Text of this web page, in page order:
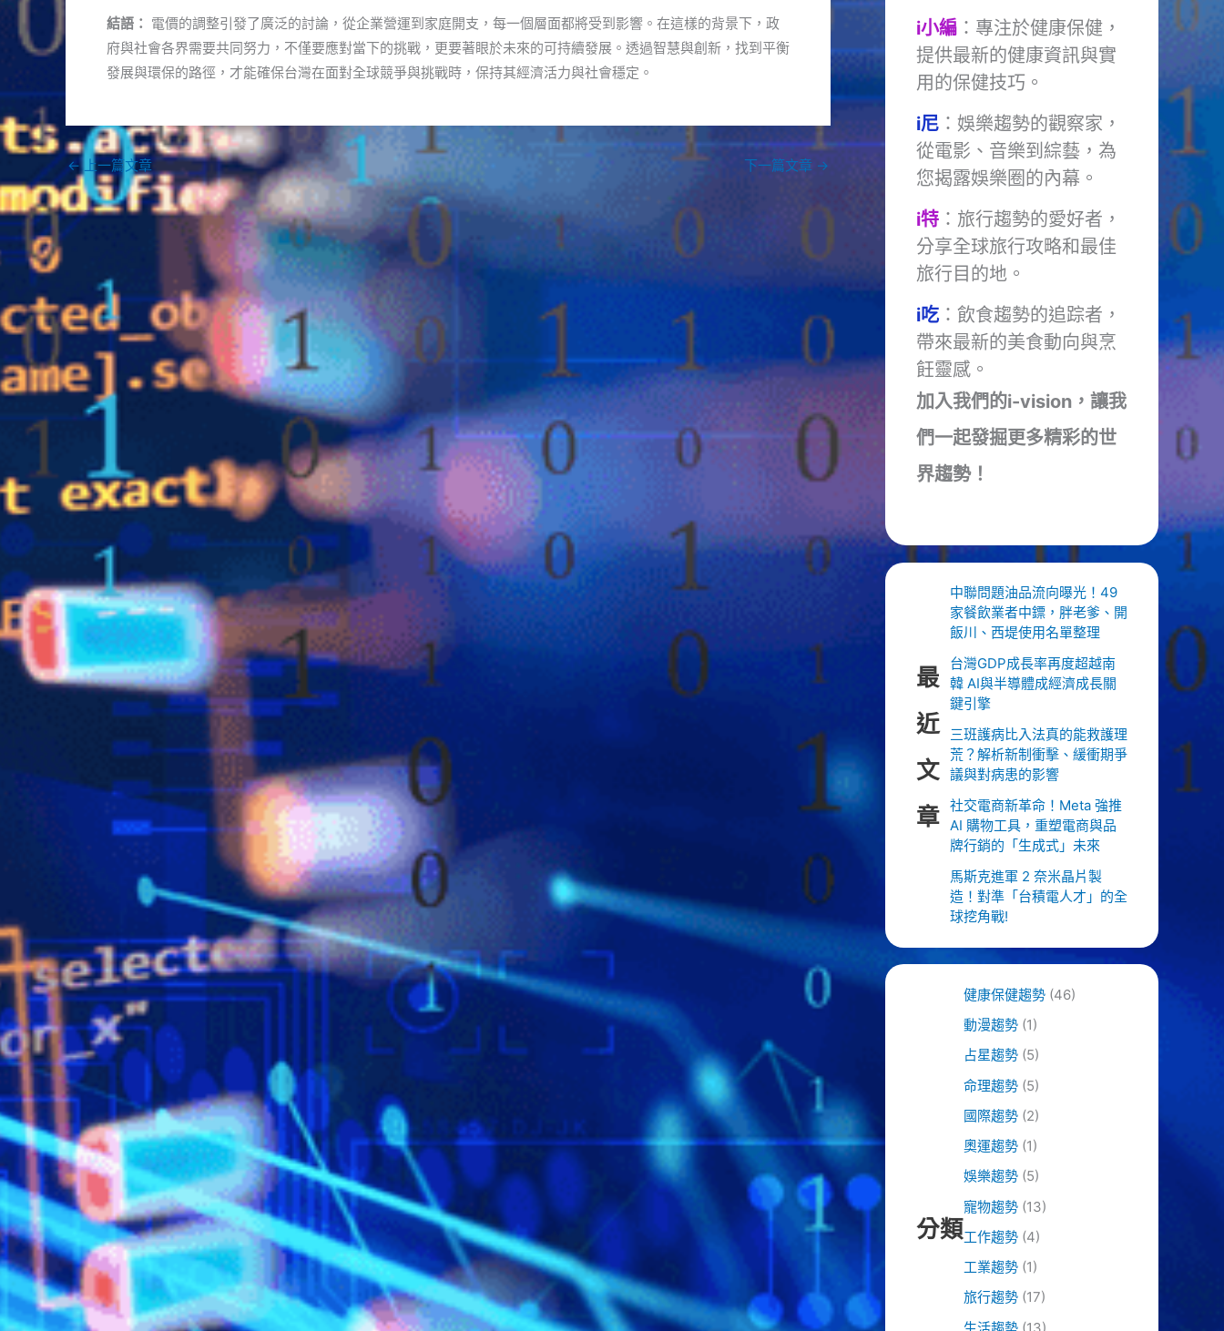
結語： 電價的調整引發了廣泛的討論，從企業營運到家庭開支，每一個層面都將受到影響。在這樣的背景下，政
府與社會各界需要共同努力，不僅要應對當下的挑戰，更要著眼於未來的可持續發展。透過智慧與創新，找到平衡
發展與環保的路徑，才能確保台灣在面對全球競爭與挑戰時，保持其經濟活力與社會穩定。
←上一篇文章 下一篇文章 →
i小編：專注於健康保健，
提供最新的健康資訊與實
用的保健技巧。
i尼：娛樂趨勢的觀察家，
從電影、音樂到綜藝，為
您揭露娛樂圈的內幕。
i特：旅行趨勢的愛好者，
分享全球旅行攻略和最佳
旅行目的地。
i吃：飲食趨勢的追踪者，
帶來最新的美食動向與烹
飪靈感。
加入我們的i-vision，讓我
們一起發掘更多精彩的世
界趨勢！
最
近
文
章
中聯問題油品流向曝光！49
家餐飲業者中鏢，胖老爹、開
飯川、西堤使用名單整理
台灣GDP成長率再度超越南
韓 AI與半導體成經濟成長關
鍵引擎
三班護病比入法真的能救護理
荒？解析新制衝擊、緩衝期爭
議與對病患的影響
社交電商新革命！Meta 強推
AI 購物工具，重塑電商與品
牌行銷的「生成式」未來
馬斯克進軍 2 奈米晶片製
造！對準「台積電人才」的全
球挖角戰!
分類
健康保健趨勢(46)
動漫趨勢(1)
占星趨勢(5)
命理趨勢(5)
國際趨勢(2)
奧運趨勢(1)
娛樂趨勢(5)
寵物趨勢(13)
工作趨勢(4)
工業趨勢(1)
旅行趨勢(17)
生活趨勢(13)